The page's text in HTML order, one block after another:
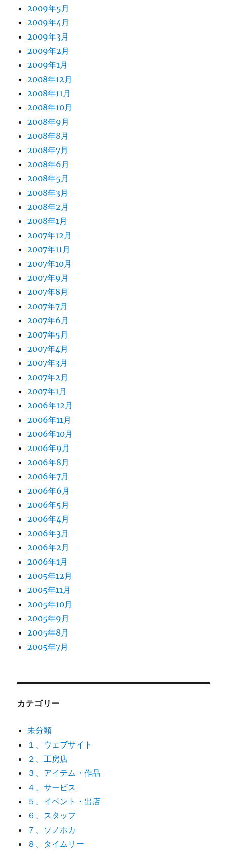
2009年5月
2009年4月
2009年3月
2009年2月
2009年1月
2008年12月
2008年11月
2008年10月
2008年9月
2008年8月
2008年7月
2008年6月
2008年5月
2008年3月
2008年2月
2008年1月
2007年12月
2007年11月
2007年10月
2007年9月
2007年8月
2007年7月
2007年6月
2007年5月
2007年4月
2007年3月
2007年2月
2007年1月
2006年12月
2006年11月
2006年10月
2006年9月
2006年8月
2006年7月
2006年6月
2006年5月
2006年4月
2006年3月
2006年2月
2006年1月
2005年12月
2005年11月
2005年10月
2005年9月
2005年8月
2005年7月
カテゴリー
未分類
１、ウェブサイト
２、工房店
３、アイテム・作品
４、サービス
５、イベント・出店
６、スタッフ
７、ソノホカ
８、タイムリー